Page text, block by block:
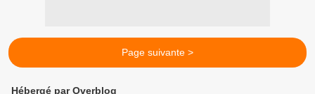
Page suivante >
Hébergé par Overblog